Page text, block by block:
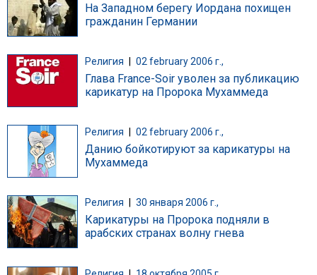
На Западном берегу Иордана похищен
гражданин Германии
Религия 02 february 2006 г.,
Глава France-Soir уволен за публикацию
карикатур на Пророка Мухаммеда
Религия 02 february 2006 г.,
Данию бойкотируют за карикатуры на
Мухаммеда
Религия 30 января 2006 г.,
Карикатуры на Пророка подняли в
арабских странах волну гнева